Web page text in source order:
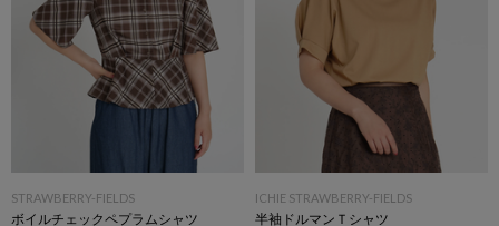
STRAWBERRY-FIELDS
ボイルチェックペプラムシャツ
ICHIE STRAWBERRY-FIELDS
半袖ドルマンＴシャツ